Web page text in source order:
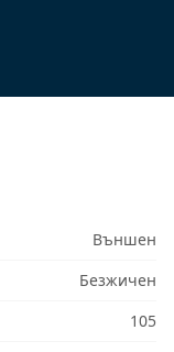
Външен
Безжичен
105